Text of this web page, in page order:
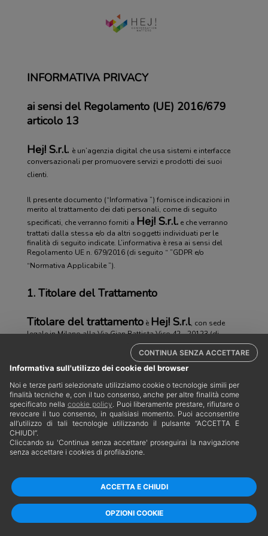
INFORMATIVA PRIVACY
ai sensi del Regolamento (UE) 2016/679
articolo 13
Hej! S.r.l. è un’agenzia digital che usa sistemi e interfacce
conversazionali per promuovere servizi e prodotti dei suoi
clienti.
Il presente documento (“Informativa ”) fornisce indicazioni in
merito al trattamento dei dati personali, come di seguito
specificati, che verranno forniti a Hej! S.r.l.e che verranno
trattati dalla stessa e/o da altri soggetti individuati per le
finalità di seguito indicate. L’informativa è resa ai sensi del
Regolamento UE n. 679/2016 (di seguito “ ”GDPR e/o
“Normativa Applicabile ”).
1. Titolare del Trattamento
Titolare del trattamentoè Hej! S.r.l, con sede
legale in Milano alla Via Gian Battista Vico 42 - 20123 (di
2. Contatti
Per ogni questione riguardante i trattamenti dei dati personali
operati da HEJ, è possibile contattare i seguenti indirizzi e-mail:
Titolare trattamento:
Responsabile per la protezione dei dati (DPO) :
3. I nostri principi.
Partner tecnico e media AdKaora - CF E P.IVA 08105480969
Via Gian Battista Vico, 42 CAP 20123, Milano(MI)
Cookie Policy -Personalizza tracciamento
CONTINUA SENZA ACCETTARE
Informativa sull'utilizzo dei cookie del browser
Noi e terze parti selezionate utilizziamo cookie o tecnologie simili per
finalità tecniche e, con il tuo consenso, anche per altre finalità come
specificato nella cookie policy. Puoi liberamente prestare, rifiutare o
revocare il tuo consenso, in qualsiasi momento. Puoi acconsentire
all’utilizzo di tali tecnologie utilizzando il pulsante “ACCETTA E
CHIUDI”.
Cliccando su 'Continua senza accettare' proseguirai la navigazione
senza accettare i cookies di profilazione.
OPZIONI COOKIE
ACCETTA E CHIUDI